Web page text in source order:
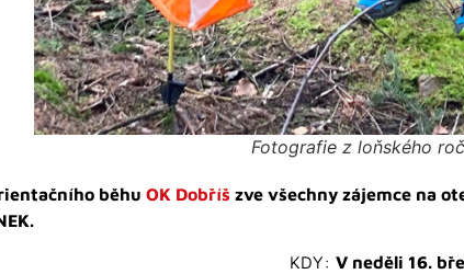
Fotografie z loňského
běhu OK Dobříš zve všechny zájemce na
KDY: V neděli 16.